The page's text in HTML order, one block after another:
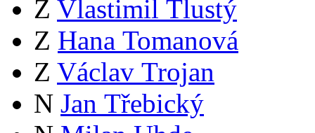
Z Vlastimil Tlustý
Z Hana Tomanová
Z Václav Trojan
N Jan Třebický